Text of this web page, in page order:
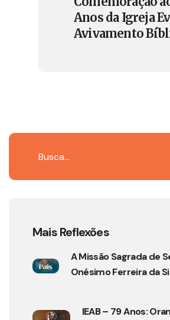
Anos da Igreja
Avivamento
Mais Reflexões
A Missão Sagrada de
Onésimo Ferreira da
IEAB – 79 Anos: